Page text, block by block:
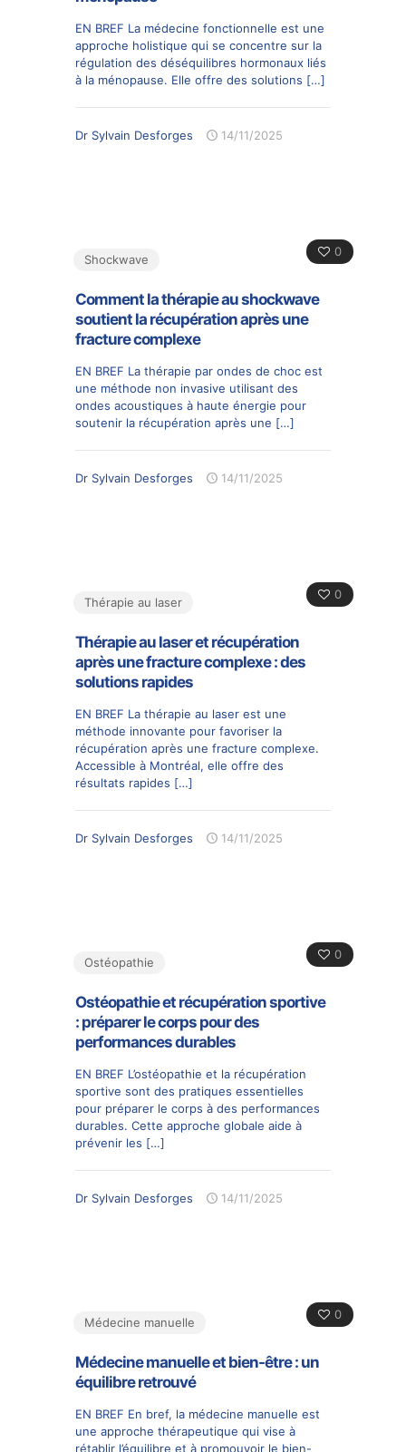
EN BREF La médecine fonctionnelle est une
approche holistique qui se concentre sur la
régulation des déséquilibres hormonaux liés
à la ménopause. Elle offre des solutions […]
Dr Sylvain Desforges 14/11/2025
0
Shockwave
Comment la thérapie au shockwave
soutient la récupération après une
fracture complexe
EN BREF La thérapie par ondes de choc est
une méthode non invasive utilisant des
ondes acoustiques à haute énergie pour
soutenir la récupération après une […]
Dr Sylvain Desforges 14/11/2025
0
Thérapie au laser
Thérapie au laser et récupération
après une fracture complexe : des
solutions rapides
EN BREF La thérapie au laser est une
méthode innovante pour favoriser la
récupération après une fracture complexe.
Accessible à Montréal, elle offre des
résultats rapides […]
Dr Sylvain Desforges 14/11/2025
0
Ostéopathie
Ostéopathie et récupération sportive
: préparer le corps pour des
performances durables
EN BREF L’ostéopathie et la récupération
sportive sont des pratiques essentielles
pour préparer le corps à des performances
durables. Cette approche globale aide à
prévenir les […]
Dr Sylvain Desforges 14/11/2025
0
Médecine manuelle
Médecine manuelle et bien-être : un
équilibre retrouvé
EN BREF En bref, la médecine manuelle est
une approche thérapeutique qui vise à
rétablir l’équilibre et à promouvoir le bien-